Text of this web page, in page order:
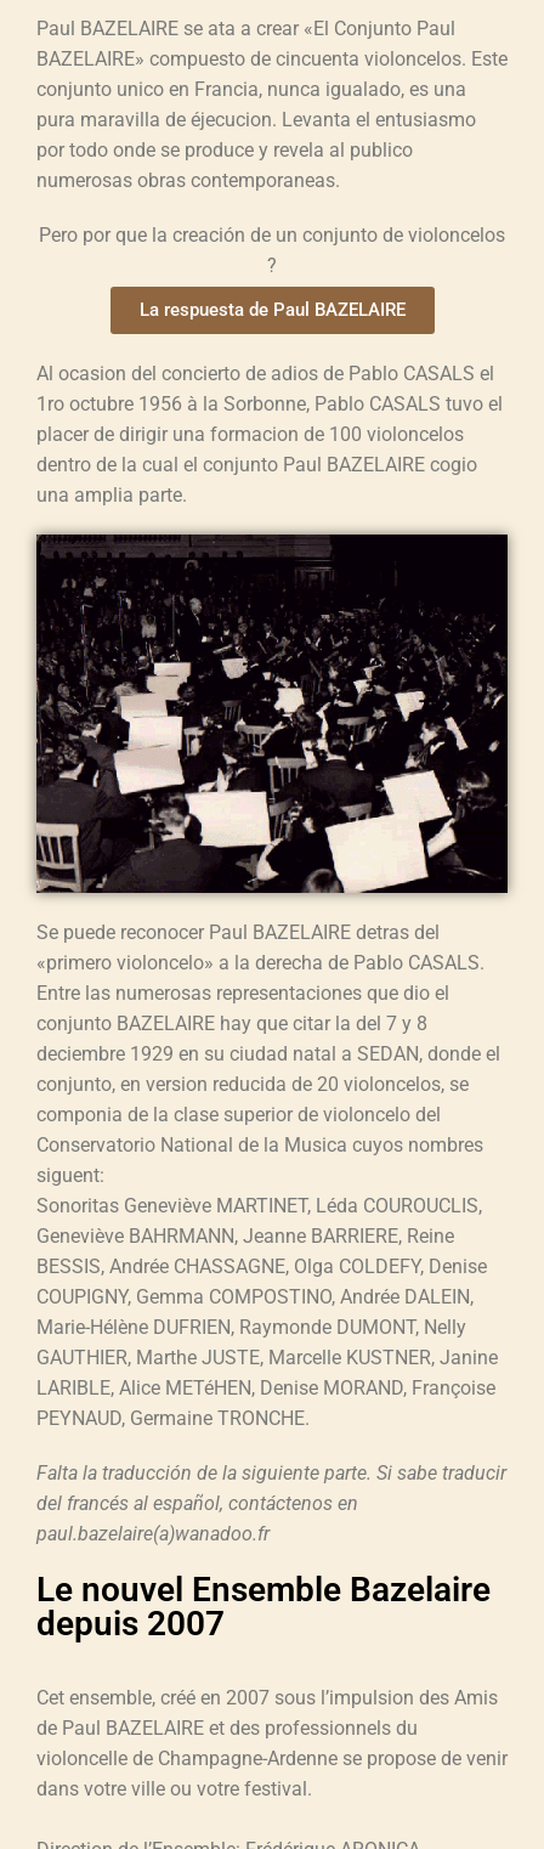
Paul BAZELAIRE se ata a crear «El Conjunto Paul
BAZELAIRE» compuesto de cincuenta violoncelos. Este
conjunto unico en Francia, nunca igualado, es una
pura maravilla de éjecucion. Levanta el entusiasmo
por todo onde se produce y revela al publico
numerosas obras contemporaneas.
Pero por que la creación de un conjunto de violoncelos
?
La respuesta de Paul BAZELAIRE
Al ocasion del concierto de adios de Pablo CASALS el
1ro octubre 1956 à la Sorbonne, Pablo CASALS tuvo el
placer de dirigir una formacion de 100 violoncelos
dentro de la cual el conjunto Paul BAZELAIRE cogio
una amplia parte.
Se puede reconocer Paul BAZELAIRE detras del
«primero violoncelo» a la derecha de Pablo CASALS.
Entre las numerosas representaciones que dio el
conjunto BAZELAIRE hay que citar la del 7 y 8
deciembre 1929 en su ciudad natal a SEDAN, donde el
conjunto, en version reducida de 20 violoncelos, se
componia de la clase superior de violoncelo del
Conservatorio National de la Musica cuyos nombres
siguent:
Sonoritas Geneviève MARTINET, Léda COUROUCLIS,
Geneviève BAHRMANN, Jeanne BARRIERE, Reine
BESSIS, Andrée CHASSAGNE, Olga COLDEFY, Denise
COUPIGNY, Gemma COMPOSTINO, Andrée DALEIN,
Marie-Hélène DUFRIEN, Raymonde DUMONT, Nelly
GAUTHIER, Marthe JUSTE, Marcelle KUSTNER, Janine
LARIBLE, Alice METéHEN, Denise MORAND, Françoise
PEYNAUD, Germaine TRONCHE.
Falta la traducción de la siguiente parte. Si sabe traducir
del francés al español, contáctenos en
paul.bazelaire(a)wanadoo.fr
Le nouvel Ensemble Bazelaire
depuis 2007
Cet ensemble, créé en 2007 sous l’impulsion des Amis
de Paul BAZELAIRE et des professionnels du
violoncelle de Champagne-Ardenne se propose de venir
dans votre ville ou votre festival.